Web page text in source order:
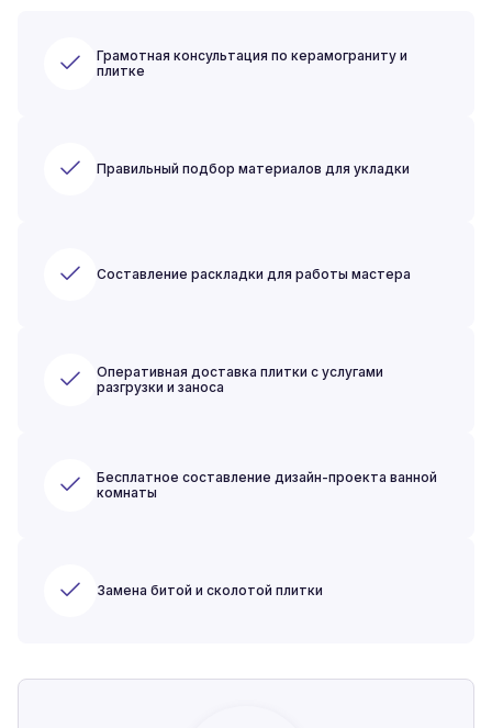
Грамотная консультация по керамограниту и
плитке
Правильный подбор материалов для укладки
Составление раскладки для работы мастера
Оперативная доставка плитки с услугами
разгрузки и заноса
Бесплатное составление дизайн-проекта ванной
комнаты
Замена битой и сколотой плитки